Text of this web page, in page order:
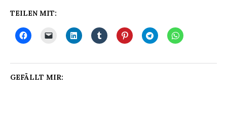
TEILEN MIT:
GEFÄLLT MIR: